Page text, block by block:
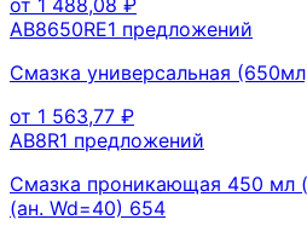
AB8650RE1 предложений
Смазка универсальная
от 1 563,77 ₽
AB8R1 предложений
Смазка проникающая 450 мл
(ан. Wd=40) 654